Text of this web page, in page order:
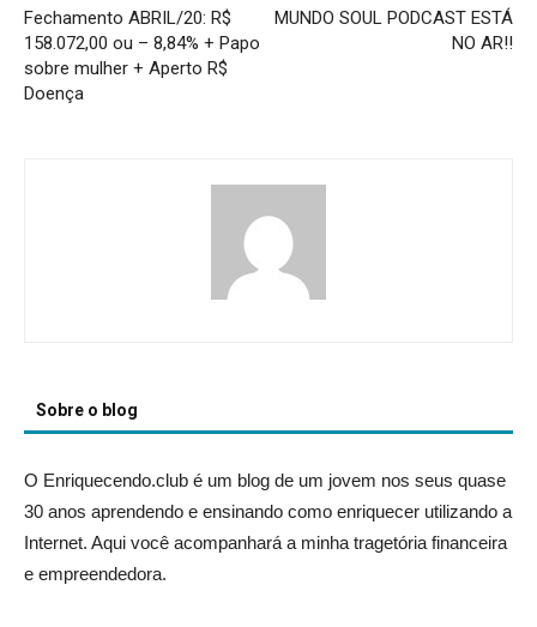
Fechamento ABRIL/20: R$
158.072,00 ou – 8,84% + Papo
sobre mulher + Aperto R$
Doença
MUNDO SOUL PODCAST ESTÁ
NO AR!!
Sobre o blog
O Enriquecendo.club é um blog de um jovem nos seus quase
30 anos aprendendo e ensinando como enriquecer utilizando a
Internet. Aqui você acompanhará a minha tragetória financeira
e empreendedora.